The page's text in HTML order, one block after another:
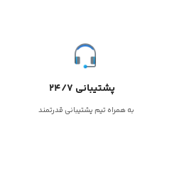
پشتیبانی 24/7
به همراه تیم پشتیبانی قدرتمند